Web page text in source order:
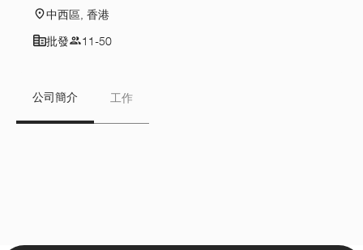
中西區, 香港
批發
11-50
公司簡介 工作